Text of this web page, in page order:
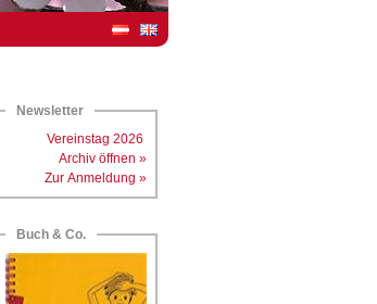
Newsletter
Vereinstag 2026
Archiv öffnen »
Zur Anmeldung »
Buch & Co.